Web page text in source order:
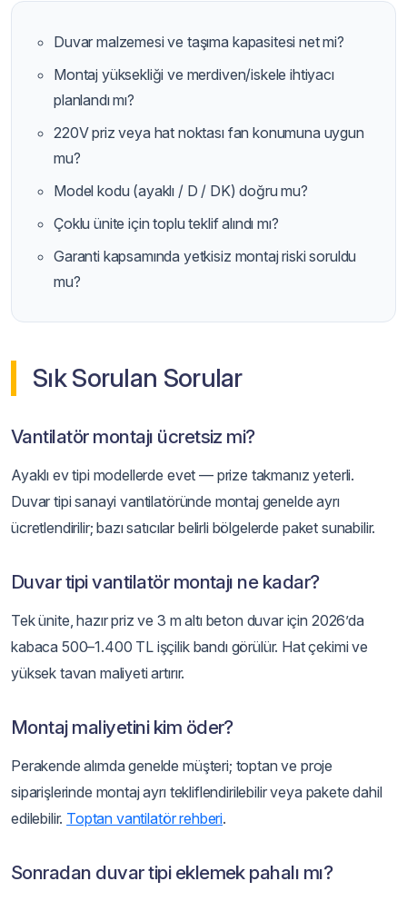
Duvar malzemesi ve taşıma kapasitesi net mi?
Montaj yüksekliği ve merdiven/iskele ihtiyacı
planlandı mı?
220V priz veya hat noktası fan konumuna uygun
mu?
Model kodu (ayaklı / D / DK) doğru mu?
Çoklu ünite için toplu teklif alındı mı?
Garanti kapsamında yetkisiz montaj riski soruldu
mu?
Sık Sorulan Sorular
Vantilatör montajı ücretsiz mi?
Ayaklı ev tipi modellerde evet — prize takmanız yeterli.
Duvar tipi sanayi vantilatöründe montaj genelde ayrı
ücretlendirilir; bazı satıcılar belirli bölgelerde paket sunabilir.
Duvar tipi vantilatör montajı ne kadar?
Tek ünite, hazır priz ve 3 m altı beton duvar için 2026’da
kabaca 500–1.400 TL işçilik bandı görülür. Hat çekimi ve
yüksek tavan maliyeti artırır.
Montaj maliyetini kim öder?
Perakende alımda genelde müşteri; toptan ve proje
siparişlerinde montaj ayrı tekliflendirilebilir veya pakete dahil
edilebilir. Toptan vantilatör rehberi.
Sonradan duvar tipi eklemek pahalı mı?